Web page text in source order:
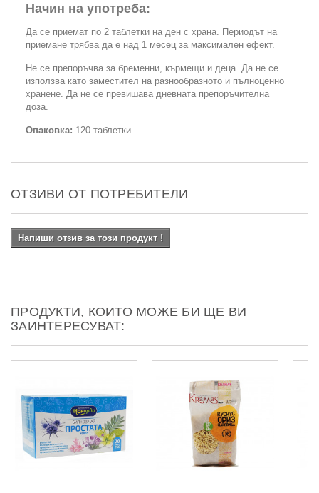
Начин на употреба:
Да се приемат по 2 таблетки на ден с храна. Периодът на
приемане трябва да е над 1 месец за максимален ефект.
Не се препоръчва за бременни, кърмещи и деца. Да не се
използва като заместител на разнообразното и пълноценно
хранене. Да не се превишава дневната препоръчителна
доза.
Опаковка: 120 таблетки
ОТЗИВИ ОТ ПОТРЕБИТЕЛИ
Напиши отзив за този продукт !
ПРОДУКТИ, КОИТО МОЖЕ БИ ЩЕ ВИ
ЗАИНТЕРЕСУВАТ: